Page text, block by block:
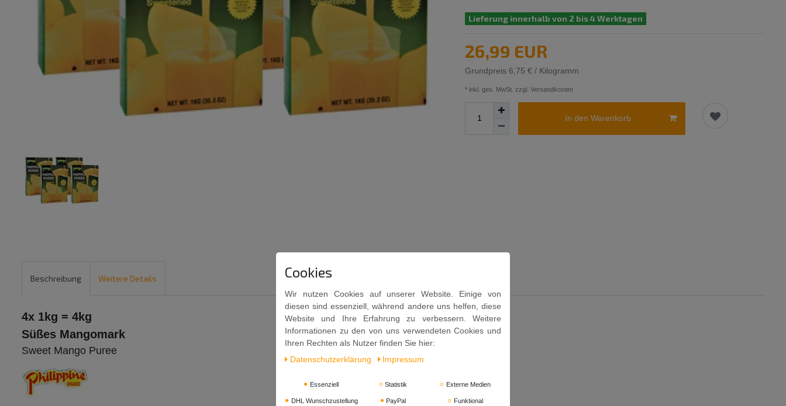
Lieferung innerhalb von 2 bis 4 Werktagen
26,99 EUR
Grundpreis 6,75 € / Kilogramm
* inkl. ges. MwSt. zzgl. Versandkosten
In den Warenkorb
Beschreibung Weitere Details
4x 1kg = 4kg
Süßes Mangomark
Sweet Mango Puree
Cookies
Wir nutzen Cookies auf unserer Website. Einige von
diesen sind essenziell, während andere uns helfen, diese
Website und Ihre Erfahrung zu verbessern. Weitere
Informationen zu den von uns verwendeten Cookies und
Ihren Rechten als Nutzer finden Sie hier:
Daten­schutz­erklärung
Impressum
Essenziell Statistik Externe Medien
DHL Wunschzustellung PayPal Funktional